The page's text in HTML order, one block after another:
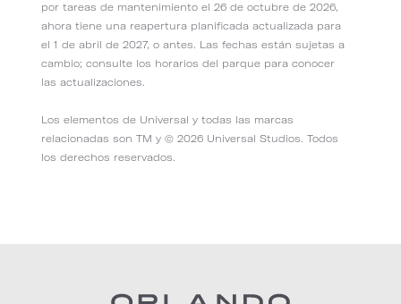
por tareas de mantenimiento el 26 de octubre de 2026,
ahora tiene una reapertura planificada actualizada para
el 1 de abril de 2027, o antes. Las fechas están sujetas a
cambio; consulte los horarios del parque para conocer
las actualizaciones.
Los elementos de Universal y todas las marcas
relacionadas son TM y © 2026 Universal Studios. Todos
los derechos reservados.